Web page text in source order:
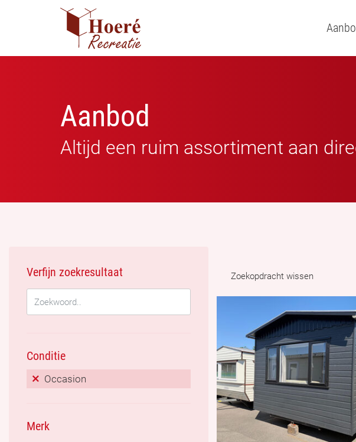
Aanbod
Altijd een ruim assortiment aan
Verfijn zoekresultaat
Conditie
Occasion
Merk
Zoekopdracht wissen